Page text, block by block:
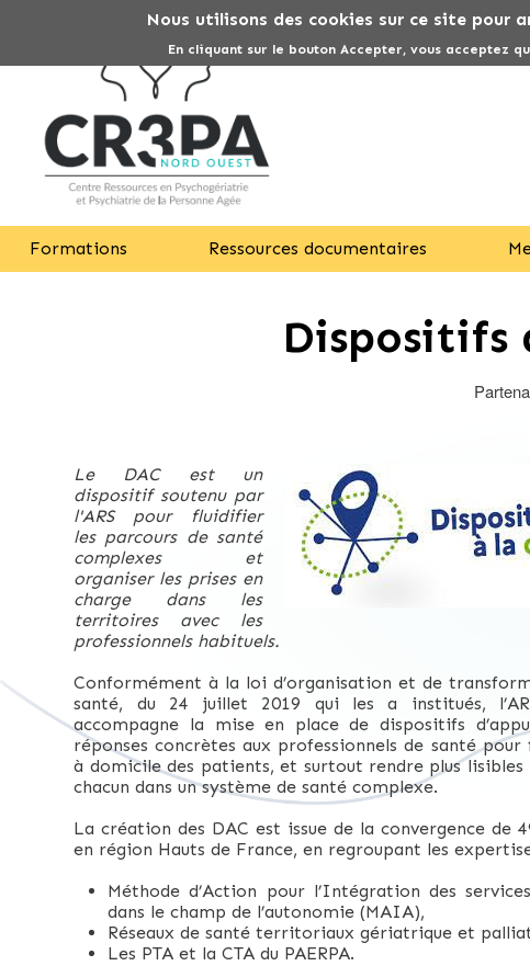
Nous utilisons des cookies sur ce site pour
En cliquant sur le bouton Accepter, vous acceptez
Formations Ressources documentaires
Dispositifs
d'ArianeLe DAC est un
dispositif soutenu par
l'ARS pour fluidifier
les parcours de santé
complexes et
organiser les prises en
charge dans les
territoires avec les
professionnels habituels.
Conformément à la loi d’organisation et de
santé, du 24 juillet 2019 qui les a institués,
accompagne la mise en place de dispositifs
réponses concrètes aux professionnels de santé
à domicile des patients, et surtout rendre plus lisibles
chacun dans un système de santé complexe.
La création des DAC est issue de la convergence de
en région Hauts de France, en regroupant les
Méthode d’Action pour l’Intégration des
dans le champ de l’autonomie (MAIA),
Réseaux de santé territoriaux gériatrique et
Les PTA et la CTA du PAERPA.